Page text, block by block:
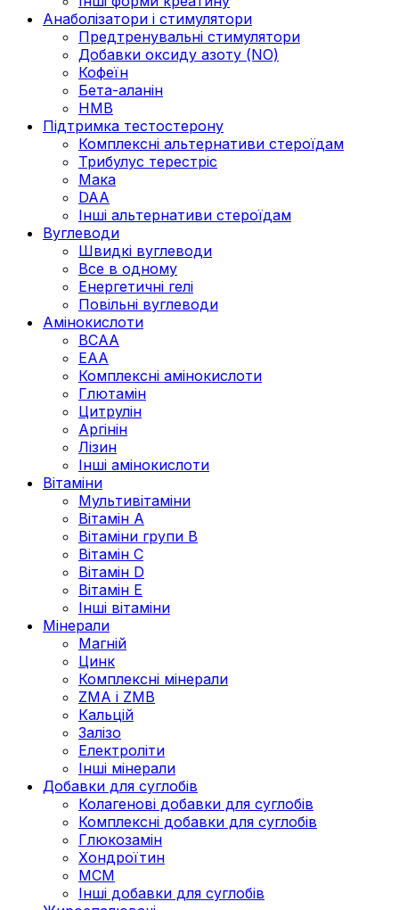
Анаболізатори і стимулятори
Предтренувальні стимулятори
Добавки оксиду азоту (NO)
Кофеїн
Бета-аланін
HMB
Підтримка тестостерону
Комплексні альтернативи стероїдам
Трибулус терестріс
Мака
DAA
Інші альтернативи стероїдам
Вуглеводи
Швидкі вуглеводи
Все в одному
Енергетичні гелі
Повільні вуглеводи
Амінокислоти
BCAA
EAA
Комплексні амінокислоти
Глютамін
Цитрулін
Аргінін
Лізин
Інші амінокислоти
Вітаміни
Мультивітаміни
Вітамін А
Вітаміни групи В
Вітамін C
Вітамін D
Вітамін Е
Інші вітаміни
Мінерали
Магній
Цинк
Комплексні мінерали
ZMA і ZMB
Кальцій
Залізо
Електроліти
Інші мінерали
Добавки для суглобів
Колагенові добавки для суглобів
Комплексні добавки для суглобів
Глюкозамін
Хондроїтин
МСМ
Інші добавки для суглобів